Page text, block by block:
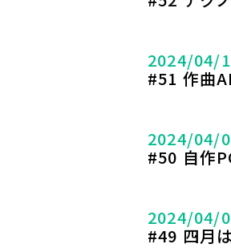
2024/04/
#51 作曲
2024/04/
#50 自作
2024/04/
#49 四月